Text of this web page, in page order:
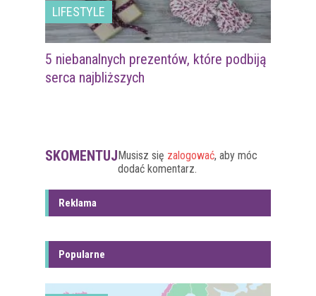
LIFESTYLE
5 niebanalnych prezentów, które podbiją
serca najbliższych
SKOMENTUJMusisz się zalogować, aby móc
dodać komentarz.
Reklama
Popularne